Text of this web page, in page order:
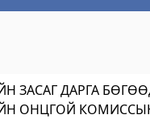
ЗАСАГ ДАРГА
ОНЦГОЙ